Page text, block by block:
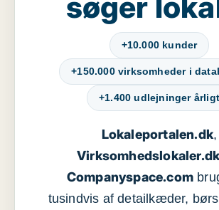
+10.000 kunder
+150.000 virksomheder i
+1.400 udlejninger årligt
Lokaleportalen.dk,
Virksomhedslokaler.dk
Companyspace.com
tusindvis af detailkæder,